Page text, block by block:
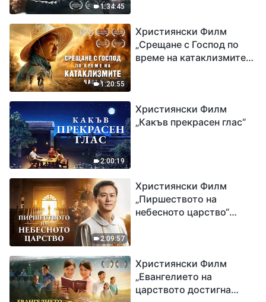
1:34:45
1:20:55
Християнски Филм
„Срещане с Господ по
време на катаклизмите“
2:00:19
Християнски Филм
„Какъв прекрасен глас“
2:09:57
Християнски Филм
„Пиршеството на
небесното царство“
Християнски Филм
„Евангелието на
царството достигна